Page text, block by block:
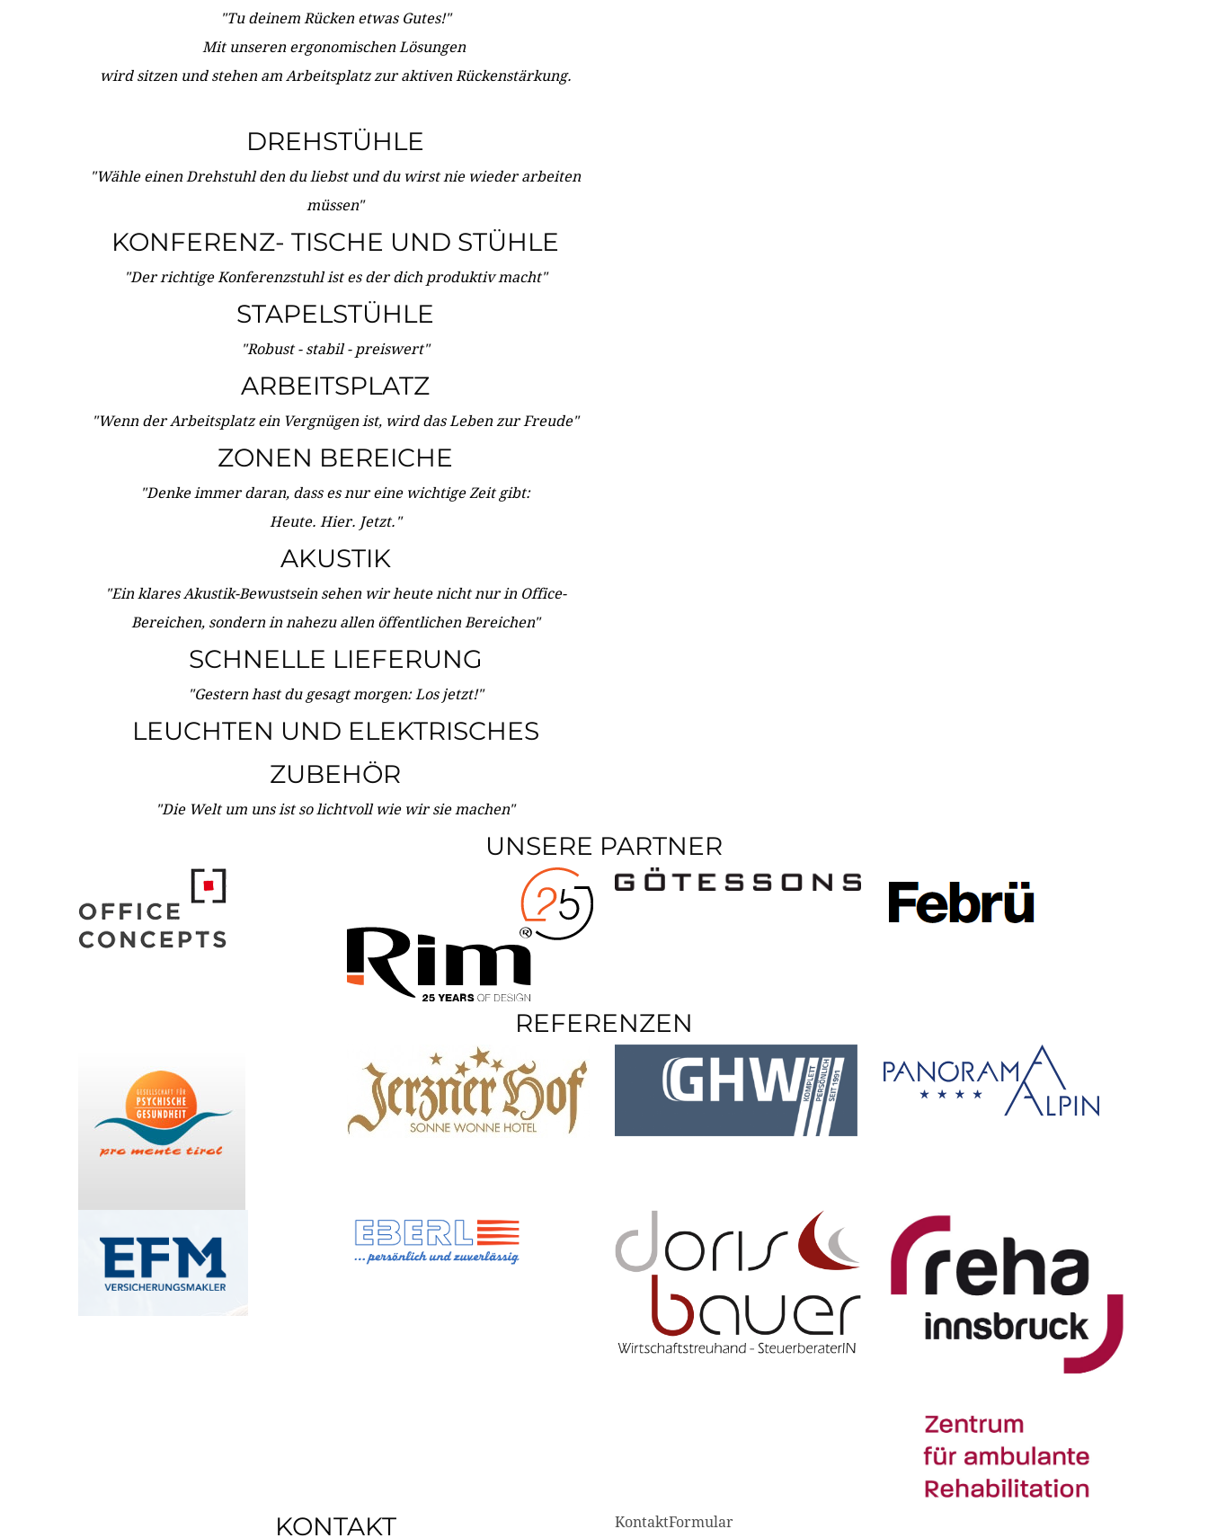
"Tu deinem Rücken etwas Gutes!"
Mit unseren ergonomischen Lösungen
wird sitzen und stehen am Arbeitsplatz zur aktiven Rückenstärkung.
DREHSTÜHLE
"Wähle einen Drehstuhl den du liebst und du wirst nie wieder arbeiten
müssen"
KONFERENZ- TISCHE UND STÜHLE
"Der richtige Konferenzstuhl ist es der dich produktiv macht"
STAPELSTÜHLE
"Robust - stabil - preiswert"
ARBEITSPLATZ
"Wenn der Arbeitsplatz ein Vergnügen ist, wird das Leben zur Freude"
ZONEN BEREICHE
"Denke immer daran, dass es nur eine wichtige Zeit gibt:
Heute. Hier. Jetzt."
AKUSTIK
"Ein klares Akustik-Bewustsein sehen wir heute nicht nur in Office-
Bereichen, sondern in nahezu allen öffentlichen Bereichen"
SCHNELLE LIEFERUNG
"Gestern hast du gesagt morgen: Los jetzt!"
LEUCHTEN UND ELEKTRISCHES
ZUBEHÖR
"Die Welt um uns ist so lichtvoll wie wir sie machen"
UNSERE PARTNER
REFERENZEN
KONTAKT KontaktFormular